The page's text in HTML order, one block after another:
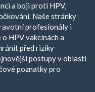
a boji proti HPV,
Naše stránky
profesionály i
HPV vakcínách a
před riziky
postupy v oblasti
poznatky pro